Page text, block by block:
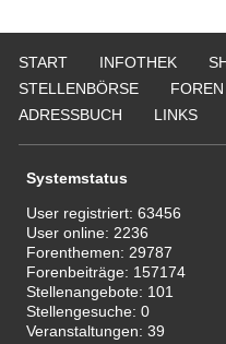
START INFOTHEK
STELLENBÖRSE
FOREN
ADRESSBUCH
LINKS
Systemstatus
User registriert:63456
User online: 2236
Forenthemen: 29787
Forenbeiträge: 157174
Stellenangebote: 101
Stellengesuche:0
Veranstaltungen:39